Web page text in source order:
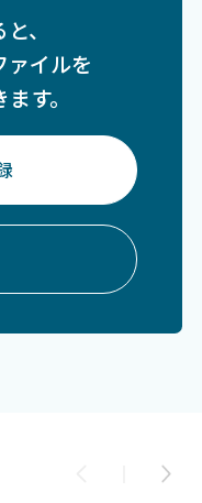
、
ァイルを
す。